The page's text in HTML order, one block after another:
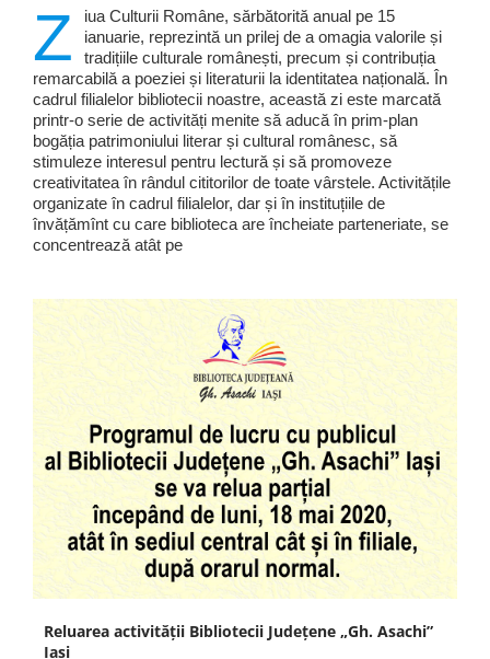
Z
iua Culturii Române, sărbătorită anual pe 15
ianuarie, reprezintă un prilej de a omagia valorile și
tradițiile culturale românești, precum și contribuția
remarcabilă a poeziei și literaturii la identitatea națională. În
cadrul filialelor bibliotecii noastre, această zi este marcată
printr-o serie de activități menite să aducă în prim-plan
bogăția patrimoniului literar și cultural românesc, să
stimuleze interesul pentru lectură și să promoveze
creativitatea în rândul cititorilor de toate vârstele. Activitățile
organizate în cadrul filialelor, dar și în instituțiile de
învățămînt cu care biblioteca are încheiate parteneriate, se
concentrează atât pe
Reluarea activităţii Bibliotecii Judeţene „Gh. Asachi”
Iaşi